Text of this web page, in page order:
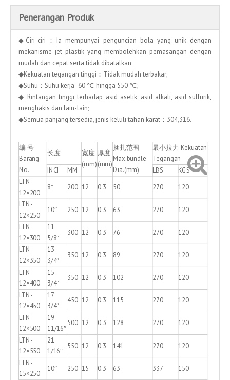
Penerangan Produk
◆Ciri-ciri：Ia mempunyai penguncian bola yang unik dengan
mekanisme jet plastik yang membolehkan pemasangan dengan
mudah dan cepat serta tidak dibatalkan;
◆Kekuatan tegangan tinggi：Tidak mudah terbakar;
◆Suhu：Suhu kerja -60 ℃ hingga 550 ℃;
◆ Rintangan tinggi terhadap asid asetik, asid alkali, asid sulfurik,
menghakis dan lain-lain;
◆Semua panjang tersedia, jenis keluli tahan karat：304,316.
编 号
Barang
No.
长度 宽度
(mm)
厚度
(mm)
捆扎范围
Max.bundle
Dia.(mm)
最小拉力 Kekuatan
Tegangan
INCI
MM LBS
KGS
LTN-
12×200
8″ 200 12 0.3 50 270
120
LTN-
12×250
10″ 250 12 0.3 63 270
120
LTN-
12×300
11
5/8″
300 12 0.3 76 270
120
LTN-
12×350
13
3/4″
350 12 0.3 89 270 120
LTN-
12×400
15
3/4″
350 12 0.3 102 270
120
LTN-
12×450
17
3/4″
450 12 0.3 115 270
120
LTN-
12×500
19
11/16″
500 12 0.3 128 270
120
LTN-
12×550
21
1/16″
550 12 0.3 141 270
120
LTN-
15×250
10″ 250 15 0.3 63 337
150